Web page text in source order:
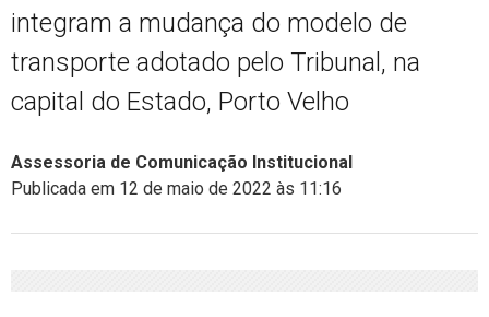
integram a mudança do modelo de
transporte adotado pelo Tribunal, na
capital do Estado, Porto Velho
Assessoria de Comunicação Institucional
Publicada em 12 de maio de 2022 às 11:16